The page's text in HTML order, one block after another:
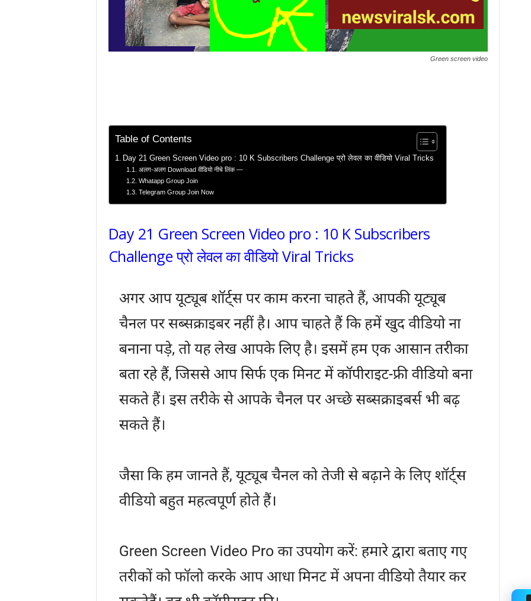
Green screen video
Table of Contents
Day 21 Green Screen Video pro : 10 K Subscribers Challenge प्रो लेवल का वीडियो Viral Tricks
अलग-अलग Download वीडियो नीचे लिंक —
Whatapp Group Join
Telegram Group Join Now
Day 21 Green Screen Video pro : 10 K Subscribers
Challenge प्रो लेवल का वीडियो Viral Tricks